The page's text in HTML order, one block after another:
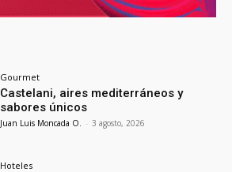
Gourmet
Castelani, aires mediterráneos y
sabores únicos
Juan Luis Moncada O. - 3 agosto, 2026
Hoteles